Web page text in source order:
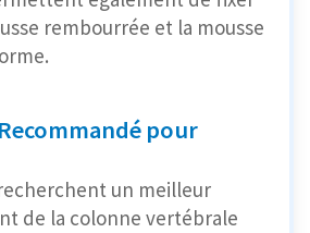
rembourrée et la mousse
Recommandé pour
un meilleur
de la colonne vertébrale